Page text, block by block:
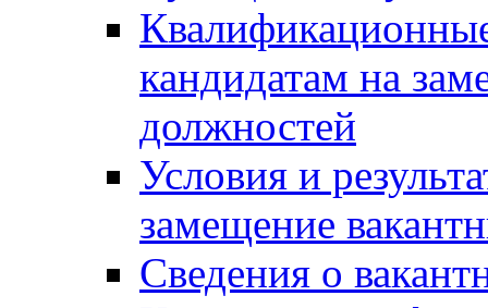
кандидатам на
должностей
Условия и
замещение
Сведения о